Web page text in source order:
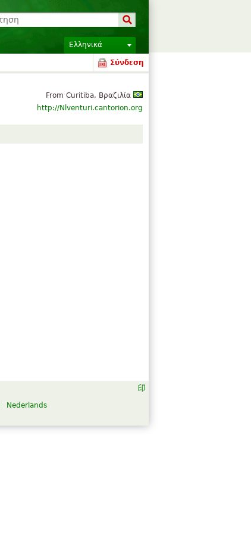
Ελληνικά
Σύνδεση
From Curitiba, Βραζιλία
http://Nlventuri.cantorion.org
Nederlands